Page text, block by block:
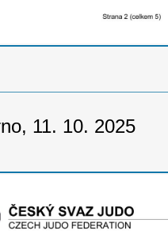
11. 10. 2025